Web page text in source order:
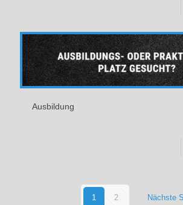
Ausbildung
1 2 Nächste